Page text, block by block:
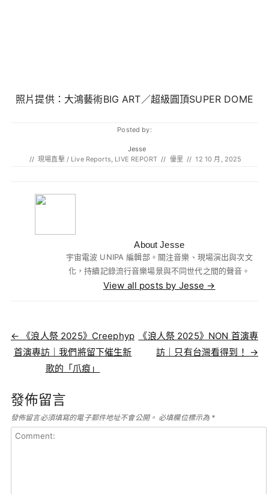
照片提供： 大鴻藝術BIG ART／超級圓頂SUPER DOME
Posted by:
Jesse
// 現場直擊 / Live Reports, LIVE REPORT // 優里 // 12 10 月, 2025
About Jesse
宇宙電波 UNIPA 編輯部。關注音樂、現場演出與次文
化，持續記錄流行音樂場景與不同世代之間的聲音。
View all posts by Jesse →
Post navigation
← 《浪人祭 2025》Creephyp
首演專訪｜我們將留下催生新
歌的「爪痕」
《浪人祭 2025》NON 首演專
訪｜只有台灣看得到！ →
發佈留言
發佈留言必須填寫的電子郵件地址不會公開。 必填欄位標示為 *